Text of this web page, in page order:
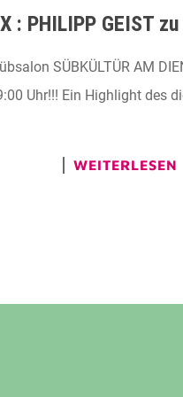
: PHILIPP GEIST
SÜBKÜLTÜR AM
Uhr!!! Ein Highlight des
WEITERLESEN